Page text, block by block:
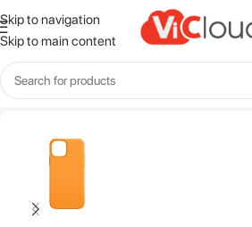
Skip to navigation
Skip to main content
Inicio Productos etiquetados “iPhone 14